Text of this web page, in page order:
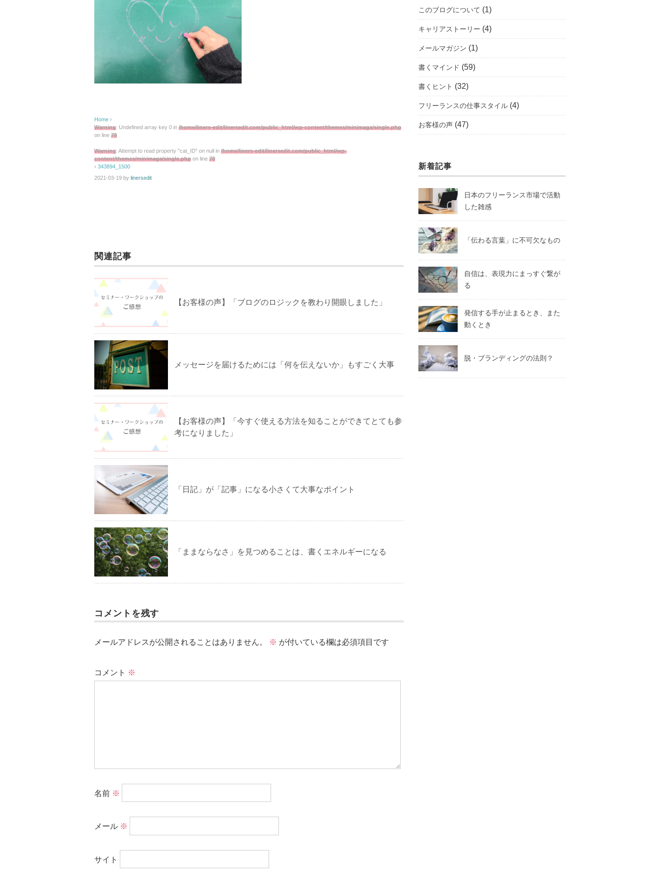
Home ›
Warning: Undefined array key 0 in /home/liners-edit/linersedit.com/public_html/wp-content/themes/minimaga/single.php
on line 78
Warning: Attempt to read property "cat_ID" on null in /home/liners-edit/linersedit.com/public_html/wp-
content/themes/minimaga/single.php on line 78
› 343894_1500
2021-03-19 by linersedit
関連記事
【お客様の声】「ブログのロジックを教わり開眼しました」
メッセージを届けるためには「何を伝えないか」もすごく大事
【お客様の声】「今すぐ使える方法を知ることができてとても参
考になりました」
「日記」が「記事」になる小さくて大事なポイント
「ままならなさ」を見つめることは、書くエネルギーになる
コメントを残す
メールアドレスが公開されることはありません。 ※ が付いている欄は必須項目です
コメント ※
名前 ※
メール ※
サイト
このブログについて (1)
キャリアストーリー (4)
メールマガジン (1)
書くマインド (59)
書くヒント (32)
フリーランスの仕事スタイル (4)
お客様の声 (47)
新着記事
日本のフリーランス市場で活動
した雑感
「伝わる言葉」に不可欠なもの
自信は、表現力にまっすぐ繋が
る
発信する手が止まるとき、また
動くとき
脱・ブランディングの法則？